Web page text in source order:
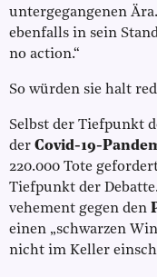
untergegangenen
ebenfalls in sein
no action.“
So würden sie halt
Selbst der Tiefpunkt
der Covid-19-
220.000 Tote
Tiefpunkt der
vehement gegen den
einen „schwarzen
nicht im Keller